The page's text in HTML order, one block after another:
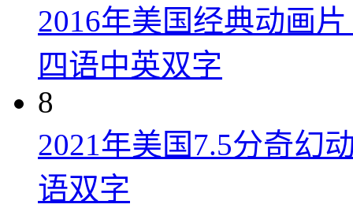
2016年美国经典动画
四语中英双字
8
2021年美国7.5分奇幻
语双字